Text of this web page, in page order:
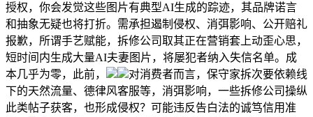
授权，你会发觉这些图片有典型AI生成的踪迹，其品牌诺言
和抽象无疑也将打折。需承担遏制侵权、消弭影响、公开赔礼
报歉，所谓手艺赋能，拆修公司取其正在营销套上动歪心思，
短时间内生成大量AI夫妻图片，将屡犯者纳入失信名单。成
本几乎为零，此前，
对消费者而言，保守家拆次要依赖线
下的天然流量、德律风客服等，消弭影响，一些拆修公司操纵
此类帖子获客，也形成侵权？可能违反告白法的诚笃信用准